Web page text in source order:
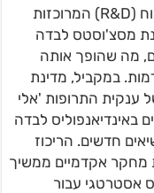
מערכות אקולוגיות ענפות של מחקר ופיתוח (R&D) המרוכזות
מסצ'וסטס לבדה
החיים, מה שהופך אותה
במקביל, מדינת
ענקית התרופות 'אלי
למעלה מ-13,000 עובדים באינדיאנפוליס לבדה
חדשים. הריכוז
מחקר אקדמיים ממשיך
אסטרטגי עבור